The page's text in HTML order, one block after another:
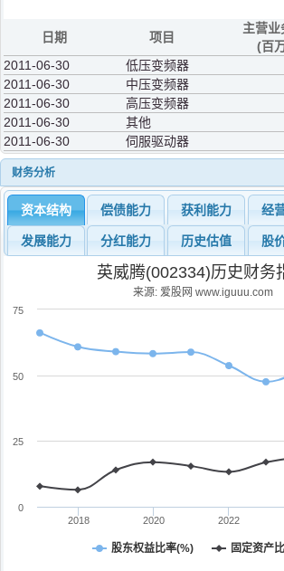
日期 项目
主营业
(百
2011-06-30
低压变频器
2011-06-30
中压变频器
2011-06-30
高压变频器
2011-06-30
其他
2011-06-30
伺服驱动器
财务分析
资本结构 偿债能力 获利能力 经
发展能力 分红能力 历史估值 股
英威腾(002334)历史财务
来源: 爱股网 www.iguuu.com
股东权益比率(%) 固定资产
2018 2020 2022
0
25
50
75